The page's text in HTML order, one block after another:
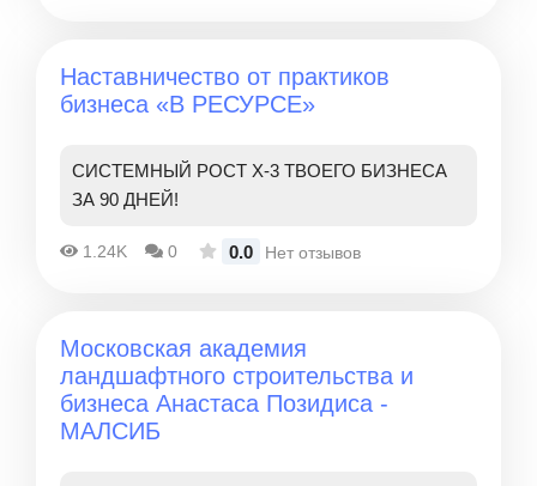
Наставничество от практиков
бизнеса «В РЕСУРСЕ»
СИСТЕМНЫЙ РОСТ Х-3 ТВОЕГО БИЗНЕСА
ЗА 90 ДНЕЙ!
1.24K 0 0.0 Нет отзывов
Московская академия
ландшафтного строительства и
бизнеса Анастаса Позидиса -
МАЛСИБ